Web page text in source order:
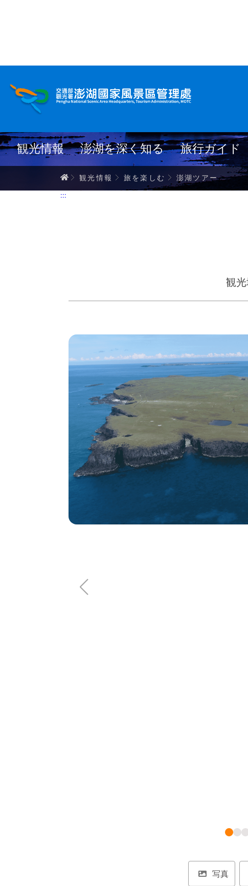
跳
観光情報 澎湖を深く知る 旅行ガイド
ホーム
観光情報 旅を楽しむ 澎湖ツアー
:::
観
写真